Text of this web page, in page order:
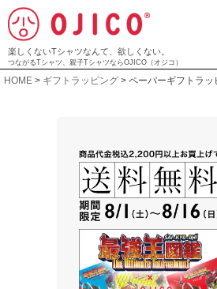
楽しくないTシャツなんて、欲しくない。
つながるTシャツ、親子TシャツならOJICO（オジコ）
HOME ギフトラッピング ペーパーギフトラッ